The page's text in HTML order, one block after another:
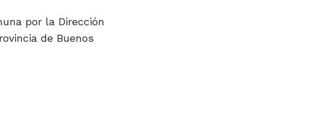
por la Dirección
de Buenos